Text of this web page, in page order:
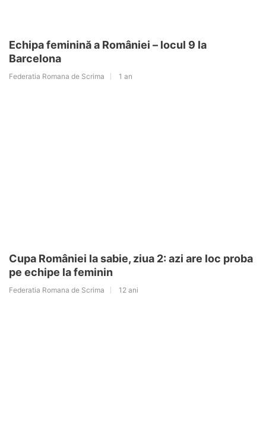
Echipa feminină a României – locul 9 la
Barcelona
Federatia Romana de Scrima 1 an
Cupa României la sabie, ziua 2: azi are loc proba
pe echipe la feminin
Federatia Romana de Scrima 12 ani